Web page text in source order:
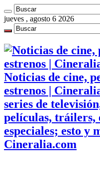
jueves , agosto 6 2026
Noticias de cine,
estrenos |
series de
películas, tráilers,
especiales; esto y
Cineralia.com